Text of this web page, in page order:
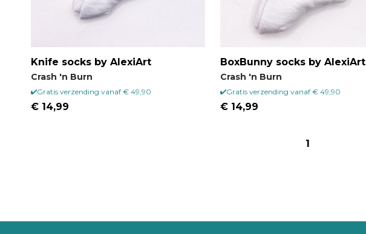
Knife socks by AlexiArt
Crash 'n Burn
Gratis verzending vanaf € 49,90
€ 14,99
BoxBunny socks by AlexiArt
Crash 'n Burn
Gratis verzending vanaf € 49,90
€ 14,99
1